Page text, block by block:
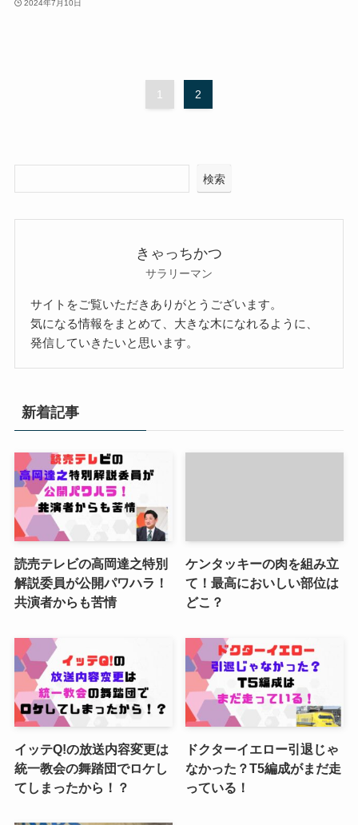
2024年7月10日
1 2
検索
きゃっちかつ
サラリーマン
サイトをご覧いただきありがとうございます。
気になる情報をまとめて、大きな木になれるように、
発信していきたいと思います。
新着記事
読売テレビの高岡達之特別
解説委員が公開パワハラ！
共演者からも苦情
ケンタッキーの肉を組み立
て！最高においしい部位は
どこ？
イッテQ!の放送内容変更は
統一教会の舞踏団でロケし
てしまったから！？
ドクターイエロー引退じゃ
なかった？T5編成がまだ走
っている！